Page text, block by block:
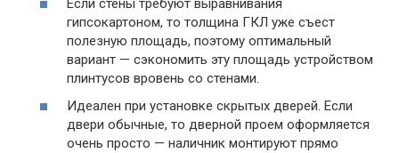
Если стены требуют выравнивания
гипсокартоном, то толщина ГКЛ уже съест
полезную площадь, поэтому оптимальный
вариант — сэкономить эту площадь устройством
плинтусов вровень со стенами.
Идеален при установке скрытых дверей. Если
двери обычные, то дверной проем оформляется
очень просто — наличник монтируют прямо